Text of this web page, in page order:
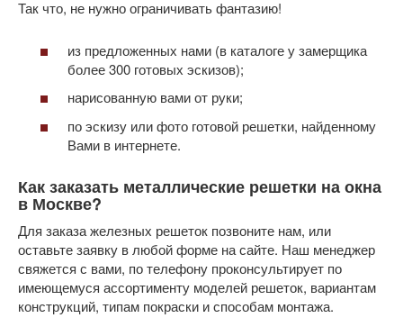
Так что, не нужно ограничивать фантазию!
из предложенных нами (в каталоге у замерщика
более 300 готовых эскизов);
нарисованную вами от руки;
по эскизу или фото готовой решетки, найденному
Вами в интернете.
Как заказать металлические решетки на окна
в Москве?
Для заказа железных решеток позвоните нам, или
оставьте заявку в любой форме на сайте. Наш менеджер
свяжется с вами, по телефону проконсультирует по
имеющемуся ассортименту моделей решеток, вариантам
конструкций, типам покраски и способам монтажа.